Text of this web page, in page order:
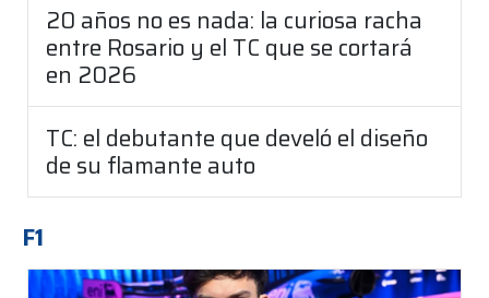
20 años no es nada: la curiosa racha
entre Rosario y el TC que se cortará
en 2026
TC: el debutante que develó el diseño
de su flamante auto
F1